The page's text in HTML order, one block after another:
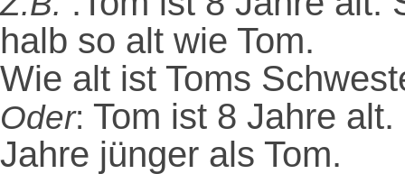
halb so alt wie Tom.
Wie alt ist Toms
Oder: Tom ist 8 Jahre
Jahre jünger als Tom.